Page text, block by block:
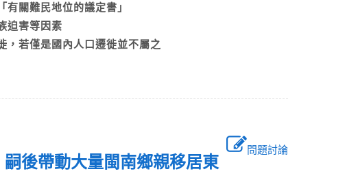
關難民地位的議定書」
迫害等因素
，若僅是國內人口遷徙並不屬之
問題討論
後帶動大量閩南鄉親移居東